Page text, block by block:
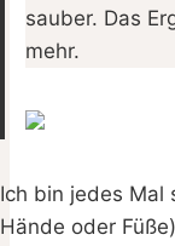
sauber. Das
mehr.
Ich bin jedes Mal
Hände oder